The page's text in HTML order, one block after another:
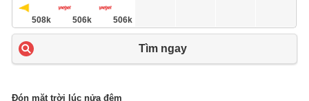
508k 506k 506k
Tìm ngay
Đón mặt trời lúc nửa đêm